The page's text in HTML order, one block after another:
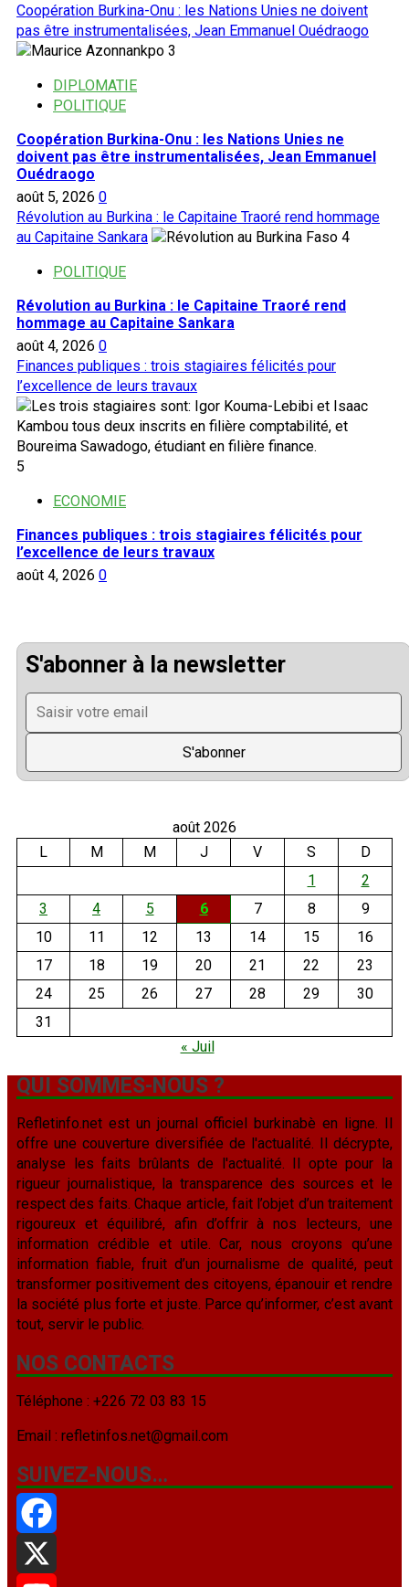
Coopération Burkina-Onu : les Nations Unies ne doivent
pas être instrumentalisées, Jean Emmanuel Ouédraogo
3
DIPLOMATIE
POLITIQUE
Coopération Burkina-Onu : les Nations Unies ne
doivent pas être instrumentalisées, Jean Emmanuel
Ouédraogo
août 5, 2026 0
Révolution au Burkina : le Capitaine Traoré rend hommage
au Capitaine Sankara
4
POLITIQUE
Révolution au Burkina : le Capitaine Traoré rend
hommage au Capitaine Sankara
août 4, 2026 0
Finances publiques : trois stagiaires félicités pour
l’excellence de leurs travaux
5
ECONOMIE
Finances publiques : trois stagiaires félicités pour
l’excellence de leurs travaux
août 4, 2026 0
S'abonner à la newsletter
août 2026
L
M M J V S
D
1
2
3
4 5 6 7 8
9
10
11 12 13 14 15
16
17
18 19 20 21 22
23
24
25 26 27 28 29
30
31
« Juil
QUI SOMMES-NOUS ?
Refletinfo.net est un journal officiel burkinabè en ligne. Il
offre une couverture diversifiée de l'actualité. Il décrypte,
analyse les faits brûlants de l'actualité. Il opte pour la
rigueur journalistique, la transparence des sources et le
respect des faits. Chaque article, fait l’objet d’un traitement
rigoureux et équilibré, afin d’offrir à nos lecteurs, une
information crédible et utile. Car, nous croyons qu’une
information fiable, fruit d’un journalisme de qualité, peut
transformer positivement des citoyens, épanouir et rendre
la société plus forte et juste. Parce qu’informer, c’est avant
tout, servir le public.
NOS CONTACTS
Téléphone : +226 72 03 83 15
Email : refletinfos.net@gmail.com
SUIVEZ-NOUS…
Facebook